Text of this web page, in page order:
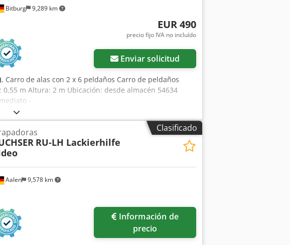
Bitburg 9,289 km
EUR 490
precio fijo IVA no incluído
Enviar solicitud
, Carro de alas con 2 x 6 peldaños Carro de peldaños
m Altura: 2 m Ubicación: desde almacén 54634
-
Clasificado
Aalen 9,578 km
RU-LH Lackierhilfe
precio